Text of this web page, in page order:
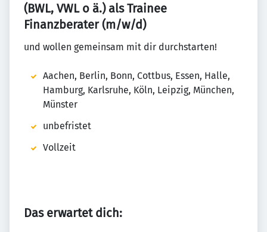
(BWL, VWL o ä.) als Trainee
Finanzberater (m/w/d)
und wollen gemeinsam mit dir durchstarten!
Aachen, Berlin, Bonn, Cottbus, Essen, Halle,
Hamburg, Karlsruhe, Köln, Leipzig, München,
Münster
unbefristet
Vollzeit
Das erwartet dich: